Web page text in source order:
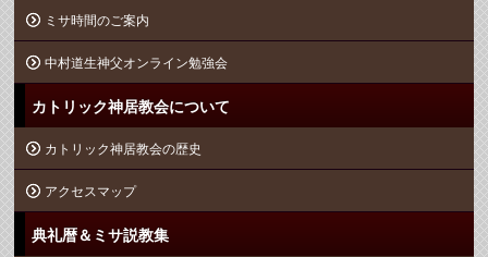
ミサ時間のご案内
中村道生神父オンライン勉強会
カトリック神居教会について
カトリック神居教会の歴史
アクセスマップ
典礼暦＆ミサ説教集